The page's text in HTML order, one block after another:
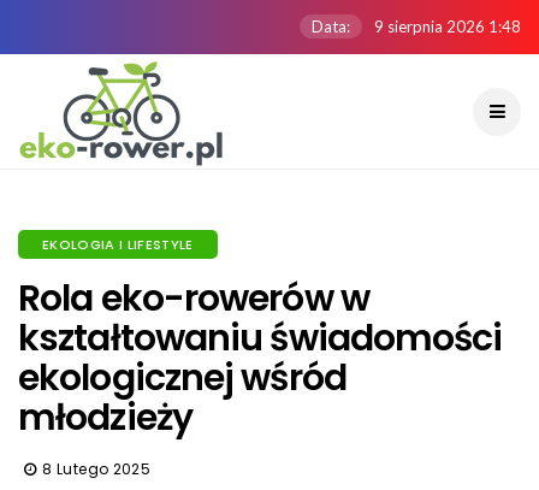
Data: 9 sierpnia 2026 1:48
EKOLOGIA I LIFESTYLE
Rola eko-rowerów w
kształtowaniu świadomości
ekologicznej wśród
młodzieży
8 Lutego 2025